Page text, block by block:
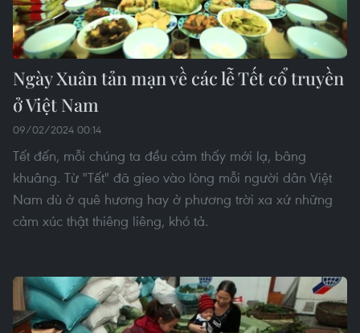
Ngày Xuân tản mạn về các lễ Tết cổ truyền
ở Việt Nam
09/02/2024 00:14
Tết đến, mỗi chúng ta đều cảm thấy mới lạ, bâng
khuâng. Từ "Tết" đã gieo vào lòng mỗi người dân Việt
Nam dù ở quê hương hay ở phương trời xa xứ những
cảm xúc thật thiêng liêng, khó tả.